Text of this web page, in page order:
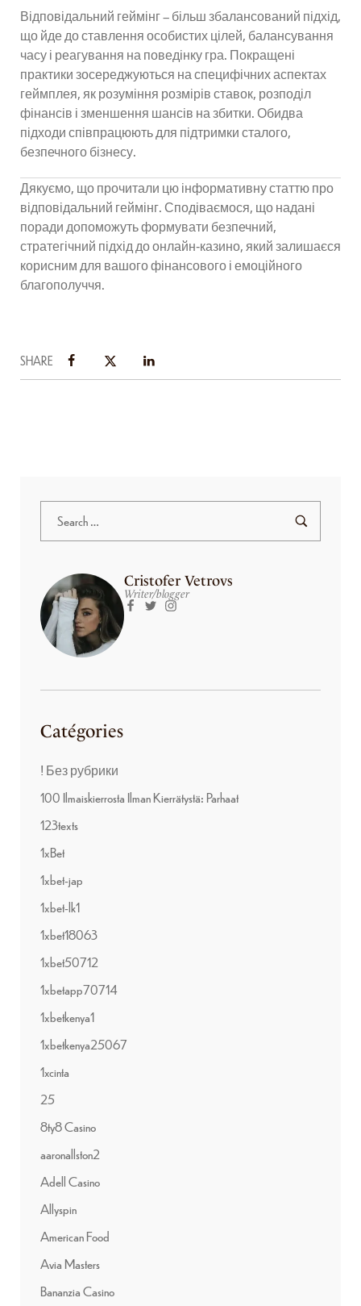
Відповідальний геймінг – більш збалансований підхід,
що йде до ставлення особистих цілей, балансування
часу і реагування на поведінку гра. Покращені
практики зосереджуються на специфічних аспектах
геймплея, як розуміння розмірів ставок, розподіл
фінансів і зменшення шансів на збитки. Обидва
підходи співпрацюють для підтримки сталого,
безпечного бізнесу.
Дякуємо, що прочитали цю інформативну статтю про
відповідальний геймінг. Сподіваємося, що надані
поради допоможуть формувати безпечний,
стратегічний підхід до онлайн‑казино, який залишаєся
корисним для вашого фінансового і емоційного
благополуччя.
SHARE
Cristofer Vetrovs
Writer/blogger
Catégories
! Без рубрики
100 Ilmaiskierrosta Ilman Kierrätystä: Parhaat
123texts
1xBet
1xbet-jap
1xbet-lk1
1xbet18063
1xbet50712
1xbetapp70714
1xbetkenya1
1xbetkenya25067
1xcinta
25
8ty8 Casino
aaronallston2
Adell Casino
Allyspin
American Food
Avia Masters
Bananzia Casino